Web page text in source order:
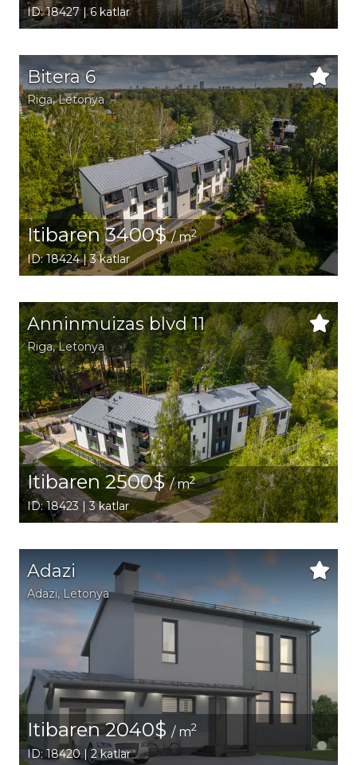
ID: 18427 | 6 katlar
Bitera 6
Riga, Letonya
Itibaren 3400$/ m2
ID: 18424 | 3 katlar
Anninmuizas blvd 11
Riga, Letonya
Itibaren 2500$/ m2
ID: 18423 | 3 katlar
Adazi
Adazi, Letonya
Itibaren 2040$ / m2
ID: 18420 | 2 katlar